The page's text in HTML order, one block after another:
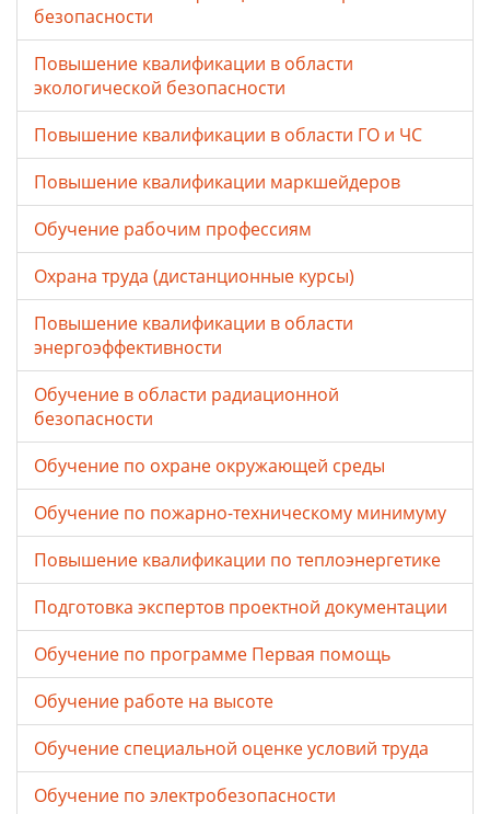
безопасности
Повышение квалификации в области
экологической безопасности
Повышение квалификации в области ГО и ЧС
Повышение квалификации маркшейдеров
Обучение рабочим профессиям
Охрана труда (дистанционные курсы)
Повышение квалификации в области
энергоэффективности
Обучение в области радиационной
безопасности
Обучение по охране окружающей среды
Обучение по пожарно-техническому минимуму
Повышение квалификации по теплоэнергетике
Подготовка экспертов проектной документации
Обучение по программе Первая помощь
Обучение работе на высоте
Обучение специальной оценке условий труда
Обучение по электробезопасности